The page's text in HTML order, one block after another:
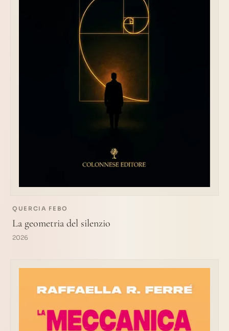
QUERCIA FEBO
La geometria del silenzio
2026